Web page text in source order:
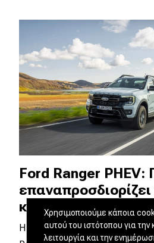
Ford Ranger PHEV:
επαναπροσδιορίζει
κατηγορία;
Η προηγμένη υβριδική
Χρησιμοποιούμε κάποια
αυτού του ιστότοπου για την
λειτουργία και την